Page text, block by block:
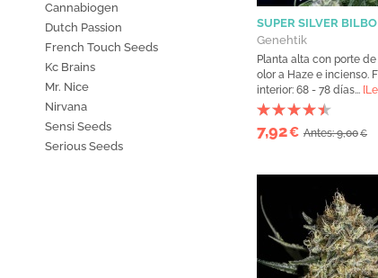
Cannabiogen
Dutch Passion
French Touch Seeds
Kc Brains
Mr. Nice
Nirvana
Sensi Seeds
Serious Seeds
SUPER SILVER
Genehtik
Planta alta con porte
olor a Haze e incienso.
interior: 68 - 78 días...
7,92€ Antes: 9,00€